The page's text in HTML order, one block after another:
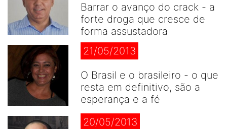
Barrar o avanço do crack - a
forte droga que cresce de
forma assustadora
21/05/2013
O Brasil e o brasileiro - o que
resta em definitivo, são a
esperança e a fé
20/05/2013